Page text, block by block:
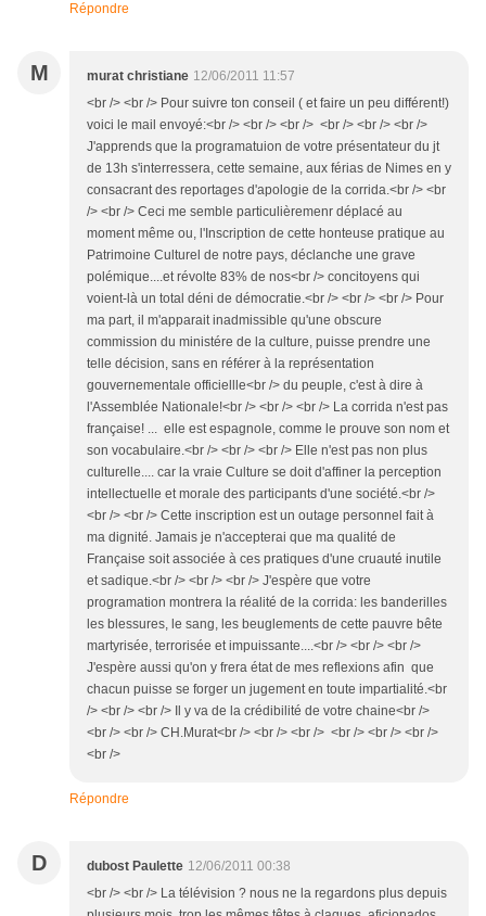
Répondre
M murat christiane 12/06/2011 11:57
<br /> <br /> Pour suivre ton conseil ( et faire un peu différent!)
voici le mail envoyé:<br /> <br /> <br /> <br /> <br /> <br />
J'apprends que la programatuion de votre présentateur du jt
de 13h s'interressera, cette semaine, aux férias de Nimes en y
consacrant des reportages d'apologie de la corrida.<br /> <br
/> <br /> Ceci me semble particulièremenr déplacé au
moment même ou, l'Inscription de cette honteuse pratique au
Patrimoine Culturel de notre pays, déclanche une grave
polémique....et révolte 83% de nos<br /> concitoyens qui
voient-là un total déni de démocratie.<br /> <br /> <br /> Pour
ma part, il m'apparait inadmissible qu'une obscure
commission du ministére de la culture, puisse prendre une
telle décision, sans en référer à la représentation
gouvernementale officiellle<br /> du peuple, c'est à dire à
l'Assemblée Nationale!<br /> <br /> <br /> La corrida n'est pas
française! ... elle est espagnole, comme le prouve son nom et
son vocabulaire.<br /> <br /> <br /> Elle n'est pas non plus
culturelle.... car la vraie Culture se doit d'affiner la perception
intellectuelle et morale des participants d'une société.<br />
<br /> <br /> Cette inscription est un outage personnel fait à
ma dignité. Jamais je n'accepterai que ma qualité de
Française soit associée à ces pratiques d'une cruauté inutile
et sadique.<br /> <br /> <br /> J'espère que votre
programation montrera la réalité de la corrida: les banderilles
les blessures, le sang, les beuglements de cette pauvre bête
martyrisée, terrorisée et impuissante....<br /> <br /> <br />
J'espère aussi qu'on y frera état de mes reflexions afin que
chacun puisse se forger un jugement en toute impartialité.<br
/> <br /> <br /> Il y va de la crédibilité de votre chaine<br />
<br /> <br /> CH.Murat<br /> <br /> <br /> <br /> <br /> <br />
<br />
Répondre
D dubost Paulette 12/06/2011 00:38
<br /> <br /> La télévision ? nous ne la regardons plus depuis